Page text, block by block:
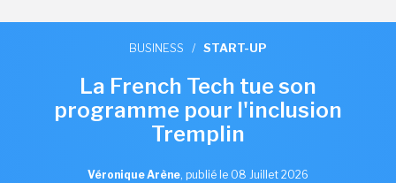
BUSINESS / START-UP
La French Tech tue son
programme pour l'inclusion
Tremplin
Véronique Arène, publié le 08 Juillet 2026